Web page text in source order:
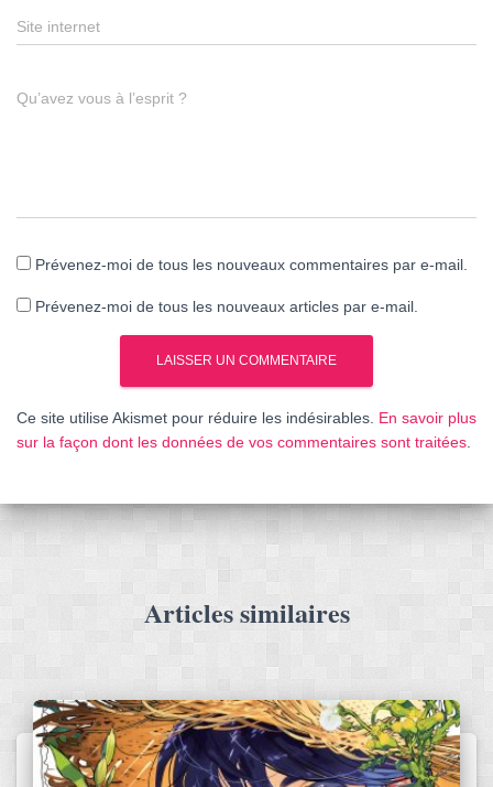
Site internet
Qu’avez vous à l’esprit ?
Prévenez-moi de tous les nouveaux commentaires par e-mail.
Prévenez-moi de tous les nouveaux articles par e-mail.
Ce site utilise Akismet pour réduire les indésirables. En savoir plus
sur la façon dont les données de vos commentaires sont traitées
Articles similaires